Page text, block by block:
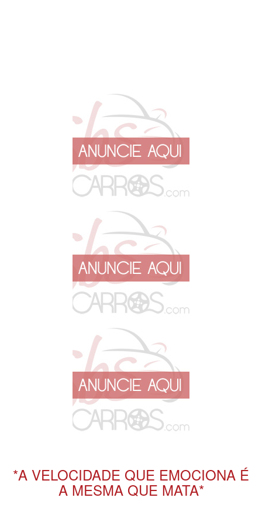
*A VELOCIDADE QUE EMOCIONA É
A MESMA QUE MATA*